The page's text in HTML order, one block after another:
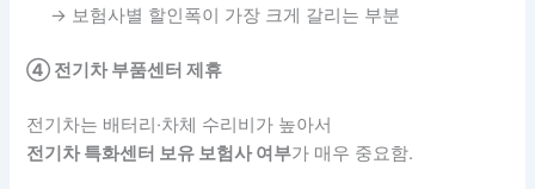
→ 보험사별 할인폭이 가장 크게 갈리는 부분
④ 전기차 부품센터 제휴
전기차는 배터리·차체 수리비가 높아서
전기차 특화센터 보유 보험사 여부가 매우 중요함.